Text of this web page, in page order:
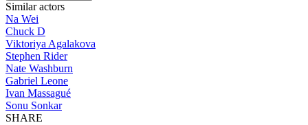
Similar actors
Na Wei
Chuck D
Viktoriya Agalakova
Stephen Rider
Nate Washburn
Gabriel Leone
Ivan Massagué
Sonu Sonkar
SHARE